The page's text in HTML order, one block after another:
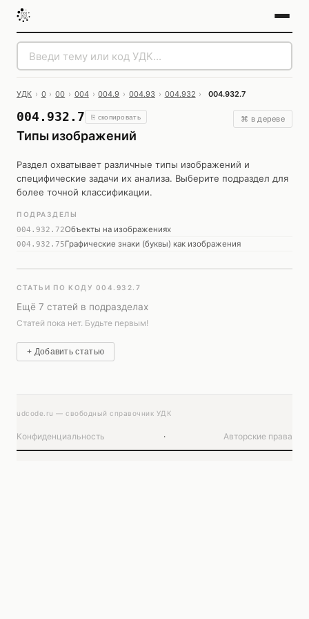
УДК › 0 › 00 › 004 › 004.9 › 004.93 › 004.932 › 004.932.7
004.932.7 ⎘ скопировать
Типы изображений
⌘ в дереве
Раздел охватывает различные типы изображений и
специфические задачи их анализа. Выберите подраздел для
более точной классификации.
ПОДРАЗДЕЛЫ
004.932.72Объекты на изображениях
004.932.75Графические знаки (буквы) как изображения
СТАТЬИ ПО КОДУ 004.932.7
Ещё 7 статей в подразделах
Статей пока нет. Будьте первым!
+ Добавить статью
udcode.ru — свободный справочник УДК
Конфиденциальность · Авторские права